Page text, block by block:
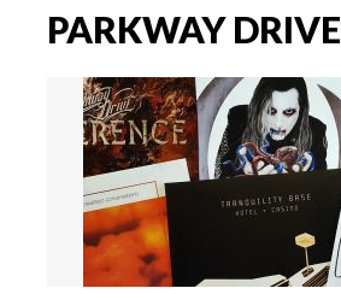
PARKWAY DRIVE